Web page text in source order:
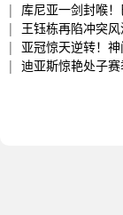
| 库尼亚一剑封喉
| 王钰栋再陷冲突
| 亚冠惊天逆转！
| 迪亚斯惊艳处子